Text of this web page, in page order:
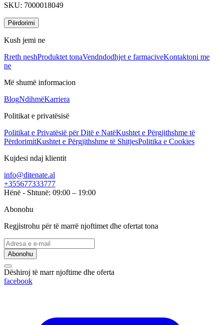
SKU: 7000018049
Përdorimi
Kush jemi ne
Rreth neshProduktet tonaVendndodhjet e farmaciveKontaktoni me
ne
Më shumë informacion
BlogNdihmëKarriera
Politikat e privatësisë
Politikat e Privatësië për Ditë e NatëKushtet e Përgjithshme të
PërdorimitKushtet e Përgjithshme të ShitjesPolitika e Cookies
Kujdesi ndaj klientit
info@ditenate.al
+355677333777
Hënë - Shtunë: 09:00 – 19:00
Abonohu
Regjistrohu për të marrë njoftimet dhe ofertat tona
Abonohu
Dëshiroj të marr njoftime dhe oferta
facebook